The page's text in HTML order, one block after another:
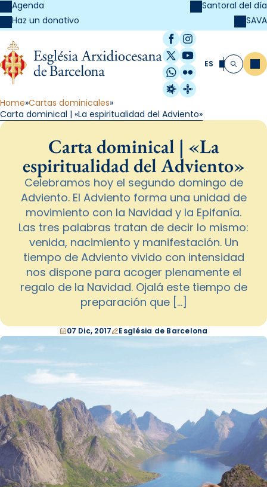
Agenda
Haz un donativo
Santoral del día
SAVA
Facebook
Instagram
X / Twitter
YouTube
WhatsApp
Flickr
Radio Estel
Catalunya
ES Buscar
Home Cartas dominicales
Carta dominical | «La espiritualidad del Adviento»
Carta dominical | «La
espiritualidad del Adviento»
Celebramos hoy el segundo domingo de
Adviento. El Adviento forma una unidad de
movimiento con la Navidad y la Epifanía.
Las tres palabras tratan de decir lo mismo:
venida, nacimiento y manifestación. Un
tiempo de Adviento vivido con intensidad
nos dispone para acoger plenamente el
regalo de la Navidad. Ojalá este tiempo de
preparación que […]
07 Dic, 2017 Església de Barcelona